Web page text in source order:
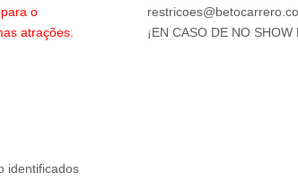
o
atrações.
identificados
¡EN CASO DE NO